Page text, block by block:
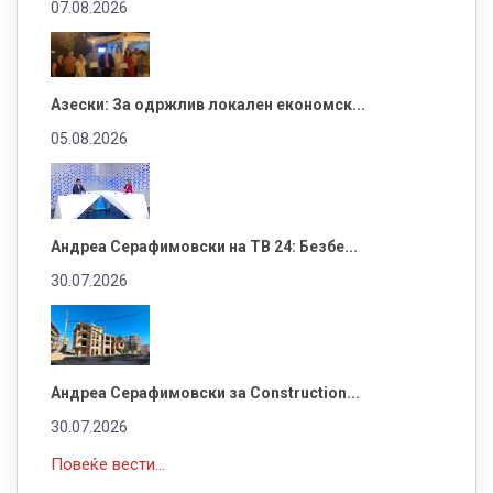
07.08.2026
Азески: За одржлив локален економск...
05.08.2026
Андреа Серафимовски на ТВ 24: Безбе...
30.07.2026
Андреа Серафимовски за Construction...
30.07.2026
Повеќе вести...